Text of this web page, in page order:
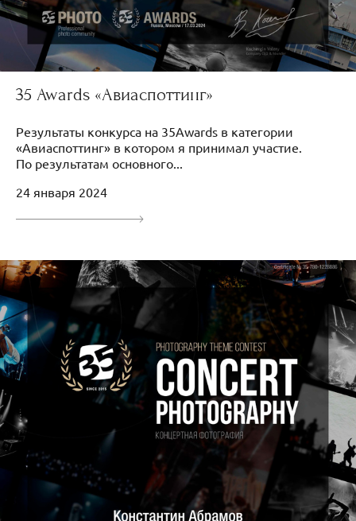
35 Awards «Авиаспоттинг»
Результаты конкурса на 35Awards в категории
«Авиаспоттинг» в котором я принимал участие.
По результатам основного...
24 января 2024